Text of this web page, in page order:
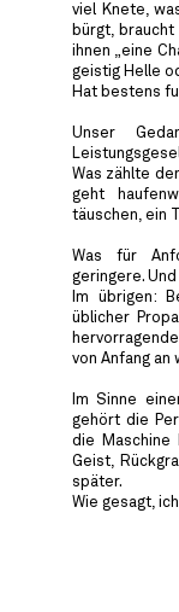
viel Knete,
bürgt, braucht
ihnen „eine
geistig Helle
Hat bestens
Unser
Was zählte
geht
täuschen, ein
Was für
geringere.
Im übrigen:
üblicher
von Anfang an
Im Sinne
gehört die
die Maschine
Geist,
später.
Wie gesagt,